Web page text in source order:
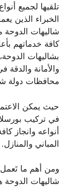
تلقيها لجميع
الخبراء الذين
شاليهات
كافة خدماتهم
بشاليهات
والأمانة
محافظات دولة
حيث يمكن
في تركيب
أنواعه وانجاز
المباني والمنازل.
ومن أهم ما
شاليهات الدوحة